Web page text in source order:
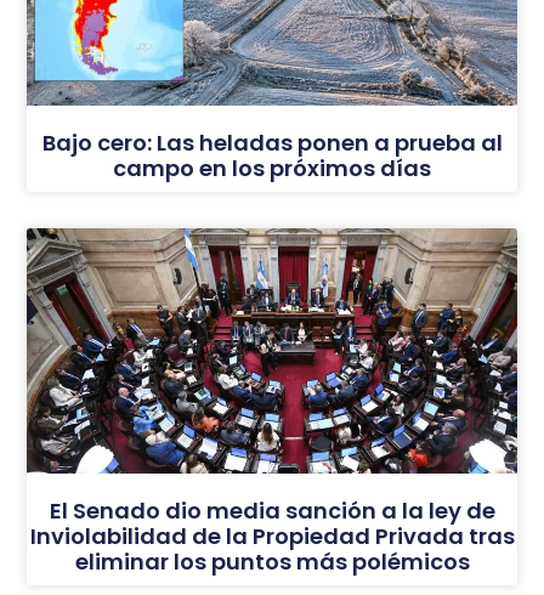
Bajo cero: Las heladas ponen a prueba al
campo en los próximos días
El Senado dio media sanción a la ley de
Inviolabilidad de la Propiedad Privada tras
eliminar los puntos más polémicos